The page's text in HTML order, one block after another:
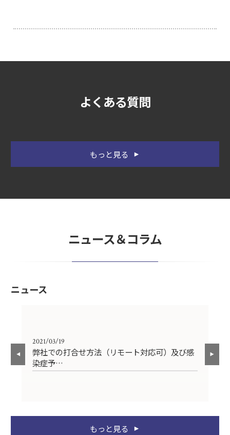
よくある質問
もっと見る
ニュース＆コラム
ニュース
2021/03/19
弊社での打合せ方法（リモート対応可）及び感
染症予…
もっと見る